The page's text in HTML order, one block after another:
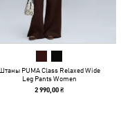
PUMA Class Relaxed Wide
Leg Pants Women
2 990,00 ₴